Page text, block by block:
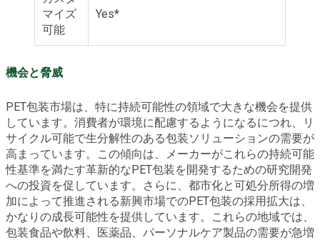
マイズ
可能
Yes*
機会と脅威
PET包装市場は、特に持続可能性の領域で大きな機会を提供
しています。消費者が環境に配慮するようになるにつれ、リ
サイクル可能で生分解性のある包装ソリューションの需要が
高まっています。この傾向は、メーカーがこれらの持続可能
性基準を満たす革新的なPET包装を開発するための研究開発
への投資を促しています。さらに、都市化と可処分所得の増
加によって推進される新興市場でのPET包装の採用拡大は、
かなりの成長可能性を提供しています。これらの地域では、
包装食品や飲料、医薬品、パーソナルケア製品の需要が急増